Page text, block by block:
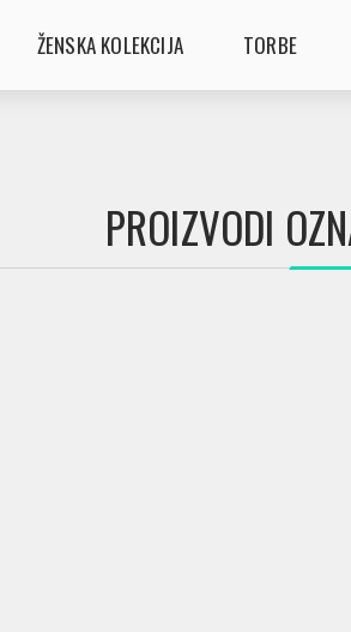
ŽENSKA KOLEKCIJA TORBE
PROIZVODI